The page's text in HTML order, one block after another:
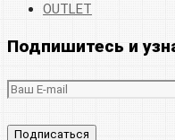
OUTLET
Подпишитесь и